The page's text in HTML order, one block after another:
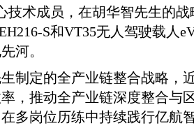
术成员，在胡华智先生的
S和VT35无人驾驶载人
河。
制定的全产业链整合战略，
，推动全产业链深度整合与
多岗位历练中持续践行亿航